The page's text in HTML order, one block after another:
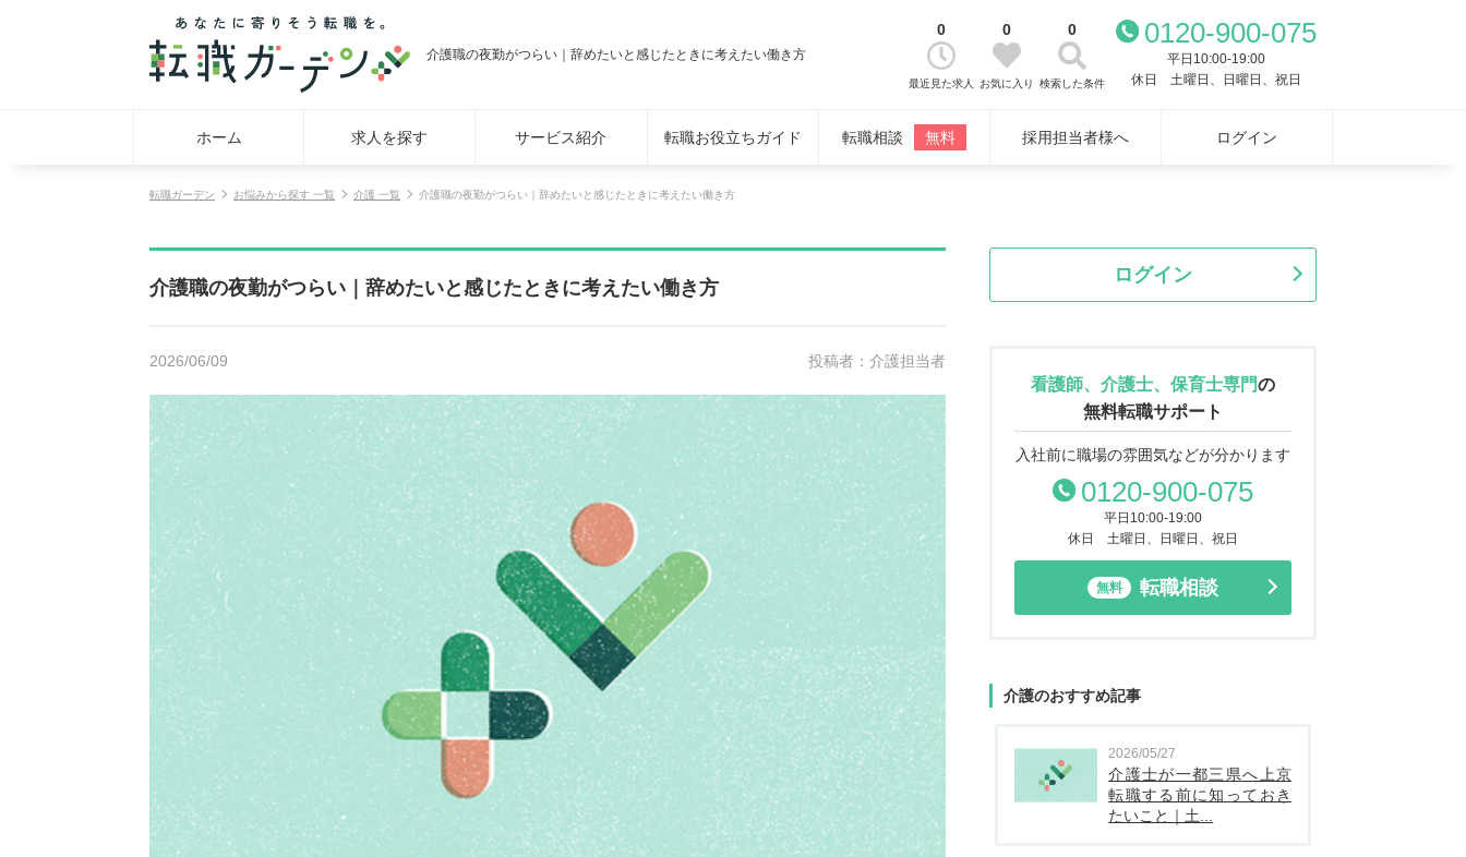
介護職の夜勤がつらい｜辞めたいと感じたときに考えたい働き方
0
最近見た求人
0
お気に入り
0
検索した条件
0120-900-075
平日10:00-19:00
休日 土曜日、日曜日、祝日
ホーム 求人を探す サービス紹介 転職お役立ちガイド 転職相談 無料 採用担当者様へ ログイン
転職ガーデン お悩みから探す 一覧 介護 一覧 介護職の夜勤がつらい｜辞めたいと感じたときに考えたい働き方
介護職の夜勤がつらい｜辞めたいと感じたときに考えたい働き方
2026/06/09 投稿者：介護担当者
ログイン
看護師、介護士、保育士専門の
無料転職サポート
入社前に職場の雰囲気などが分かります
0120-900-075
平日10:00-19:00
休日 土曜日、日曜日、祝日
無料 転職相談
介護のおすすめ記事
2025/09/19
サ責の給料はどのくら
い？平均年収と収入を上
げるためのポイ...
2026/08/04
介護職が10月入職を目指
すならいつから転職活動
を始める？...
介護士が一都三県へ上京
転職する前に知っておき
介護士が一都三県へ引越
し転職する時のポイント